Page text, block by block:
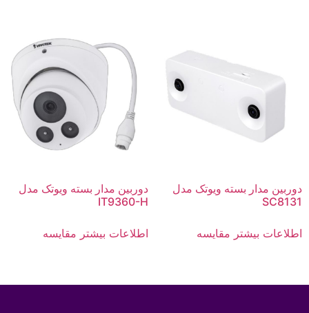
دوربین مدار بسته ویوتک مدل
SC8131
اطلاعات بیشتر مقایسه
دوربین مدار بسته ویوتک مدل
IT9360-H
اطلاعات بیشتر مقایسه